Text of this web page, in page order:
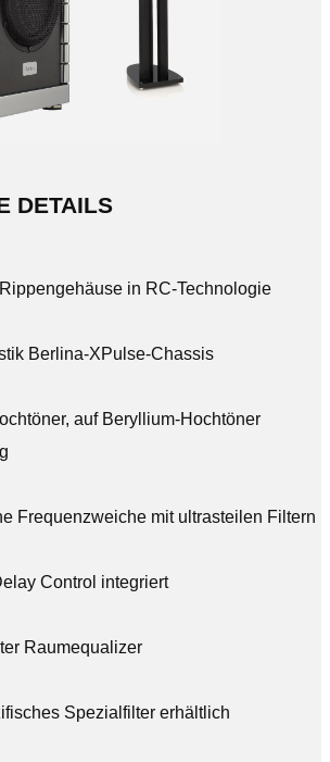
DETAILS
in RC-Technologie
Berlina-XPulse-Chassis
auf Beryllium-Hochtöner
Frequenzweiche mit ultrasteilen Filtern
Control integriert
Raumequalizer
Spezialfilter erhältlich